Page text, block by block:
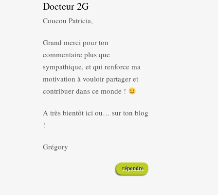
Docteur 2G
Coucou Patricia,
Grand merci pour ton
commentaire plus que
sympathique, et qui renforce ma
motivation à vouloir partager et
contribuer dans ce monde !
A très bientôt ici ou… sur ton blog
!
Grégory
répondre